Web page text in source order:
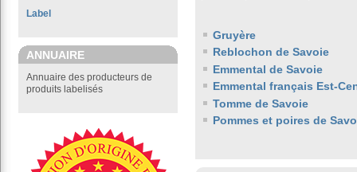
Label
ANNUAIRE
Annuaire des producteurs de
produits labelisés
Gruyère
Reblochon de Savoie
Emmental de Savoie
Emmental français Est-
Tomme de Savoie
Pommes et poires de